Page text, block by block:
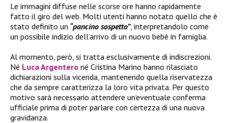
Le immagini diffuse nelle scorse ore hanno rapidamente
fatto il giro del web. Molti utenti hanno notato quello che è
stato definito un “pancino sospetto”, interpretandolo come
un possibile indizio dell’arrivo di un nuovo bebè in famiglia.
Al momento, però, si tratta esclusivamente di indiscrezioni.
Né Luca Argentero né Cristina Marino hanno rilasciato
dichiarazioni sulla vicenda, mantenendo quella riservatezza
che da sempre caratterizza la loro vita privata. Per questo
motivo sarà necessario attendere un’eventuale conferma
ufficiale prima di poter parlare con certezza di una nuova
gravidanza.